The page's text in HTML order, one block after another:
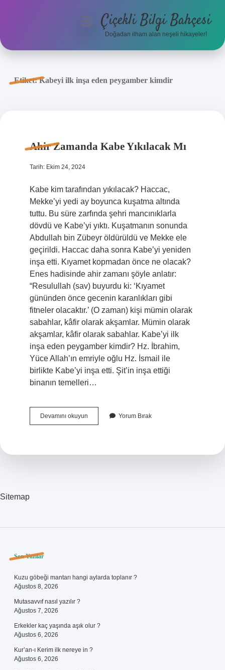
Anasayfa
menüyüÇiçekli Bilgi Bahçesi
Doğadan ilham alan neşeli hikayeler!
Etiket:Kabeyi ilk inşa eden peygamber kimdir
Ahir Zamanda Kabe Yıkılacak Mı
Tarih: Ekim 24, 2024
Kabe kim tarafından yıkılacak? Haccac,
Mekke’yi yedi ay boyunca kuşatma altında
tuttu. Bu süre zarfında şehri mancınıklarla
dövdü ve Kabe’yi yıktı. Kuşatmanın sonunda
Abdullah bin Zübeyr öldürüldü ve Mekke ele
geçirildi. Haccac daha sonra Kabe’yi yeniden
inşa etti. Kıyamet kopmadan önce ne olacak?
Enes hadisinde ahir zamanı şöyle anlatır:
“Resulullah (sav) buyurdu ki: ‘Kıyamet
gününden önce gecenin karanlıkları gibi
fitneler olacaktır.’ (O zaman) kişi mümin olarak
sabahlar, kâfir olarak akşamlar. Mümin olarak
akşamlar, kâfir olarak sabahlar. Kabe’yi ilk
inşa eden peygamber kimdir? Hz. İbrahim,
Yüce Allah’ın emriyle oğlu Hz. İsmail ile
birlikte Kabe’yi inşa etti. Şit’in inşa ettiği
binanın temelleri…
Devamını okuyunAhir
Zamanda
Yorum Bırak
Sitemap
Sidebar
Son Yazılar
Kuzu göbeği mantarı hangi aylarda toplanır ?
Ağustos 8, 2026
Mutasavvıf nasıl yazılır ?
Ağustos 7, 2026
Erkekler kaç yaşında aşık olur ?
Ağustos 6, 2026
Kur’an-ı Kerim ilk nereye in ?
Ağustos 6, 2026